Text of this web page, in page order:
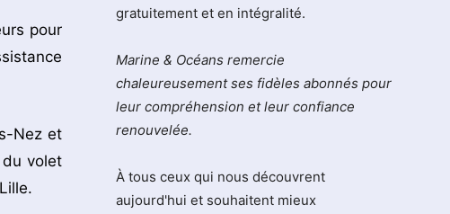
pour
Nez et
volet
gratuitement et en intégralité.
Marine & Océans remercie
chaleureusement ses fidèles abonnés pour
leur compréhension et leur confiance
renouvelée.
À tous ceux qui nous découvrent
aujourd'hui et souhaitent mieux